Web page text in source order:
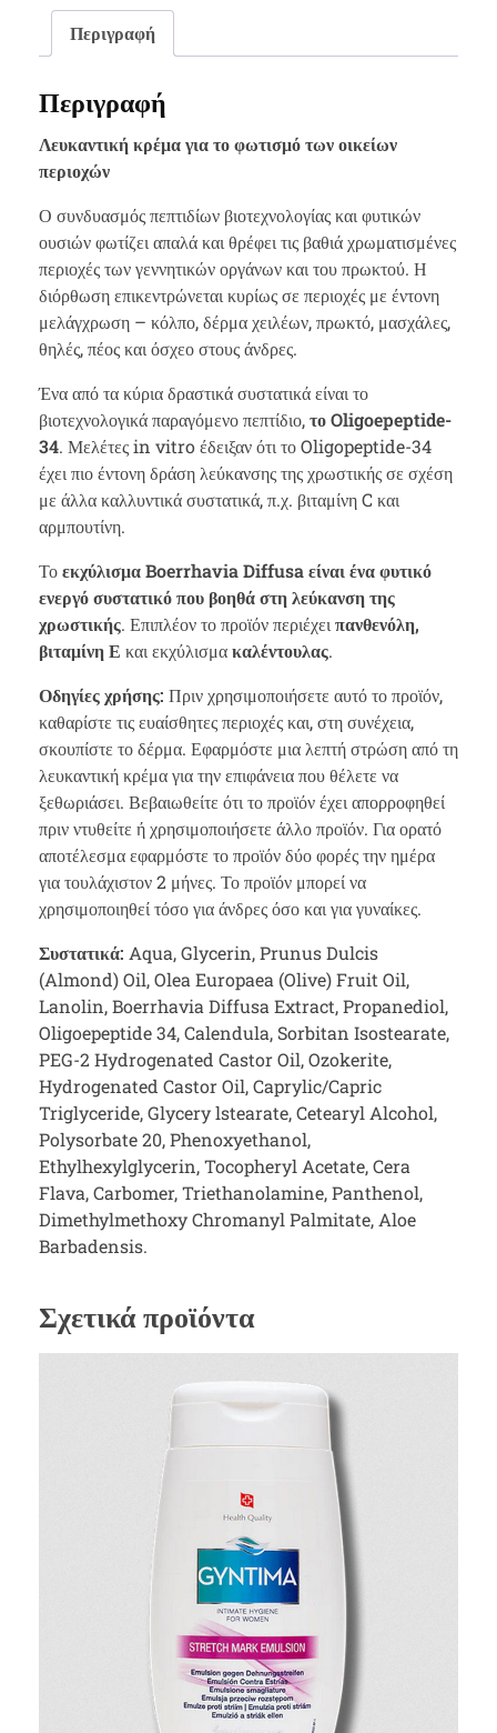
Περιγραφή
Περιγραφή
Λευκαντική κρέμα για το φωτισμό των οικείων
περιοχών
Ο συνδυασμός πεπτιδίων βιοτεχνολογίας και φυτικών
ουσιών φωτίζει απαλά και θρέφει τις βαθιά χρωματισμένες
περιοχές των γεννητικών οργάνων και του πρωκτού. Η
διόρθωση επικεντρώνεται κυρίως σε περιοχές με έντονη
μελάγχρωση – κόλπο, δέρμα χειλέων, πρωκτό, μασχάλες,
θηλές, πέος και όσχεο στους άνδρες.
Ένα από τα κύρια δραστικά συστατικά είναι το
βιοτεχνολογικά παραγόμενο πεπτίδιο,το Oligoepeptide-
34. Μελέτες in vitro έδειξαν ότι το Oligopeptide-34
έχει πιο έντονη δράση λεύκανσης της χρωστικής σε σχέση
με άλλα καλλυντικά συστατικά, π.χ. βιταμίνη C και
αρμπουτίνη.
Τοεκχύλισμα Boerrhavia Diffusa είναι ένα φυτικό
ενεργό συστατικό που βοηθά στη λεύκανση της
χρωστικής. Επιπλέον το προϊόν περιέχει πανθενόλη,
βιταμίνη Ε και εκχύλισμακαλέντουλας.
Οδηγίες χρήσης: Πριν χρησιμοποιήσετε αυτό το προϊόν,
καθαρίστε τις ευαίσθητες περιοχές και, στη συνέχεια,
σκουπίστε το δέρμα. Εφαρμόστε μια λεπτή στρώση από τη
λευκαντική κρέμα για την επιφάνεια που θέλετε να
ξεθωριάσει. Βεβαιωθείτε ότι το προϊόν έχει απορροφηθεί
πριν ντυθείτε ή χρησιμοποιήσετε άλλο προϊόν. Για ορατό
αποτέλεσμα εφαρμόστε το προϊόν δύο φορές την ημέρα
για τουλάχιστον 2 μήνες. Το προϊόν μπορεί να
χρησιμοποιηθεί τόσο για άνδρες όσο και για γυναίκες.
Συστατικά: Aqua, Glycerin, Prunus Dulcis
(Almond) Oil, Olea Europaea (Olive) Fruit Oil,
Lanolin, Boerrhavia Diffusa Extract, Propanediol,
Oligoepeptide 34, Calendula, Sorbitan Isostearate,
PEG-2 Hydrogenated Castor Oil, Ozokerite,
Hydrogenated Castor Oil, Caprylic/Capric
Triglyceride, Glycery lstearate, Cetearyl Alcohol,
Polysorbate 20, Phenoxyethanol,
Ethylhexylglycerin, Tocopheryl Acetate, Cera
Flava, Carbomer, Triethanolamine, Panthenol,
Dimethylmethoxy Chromanyl Palmitate, Aloe
Barbadensis.
Σχετικά προϊόντα